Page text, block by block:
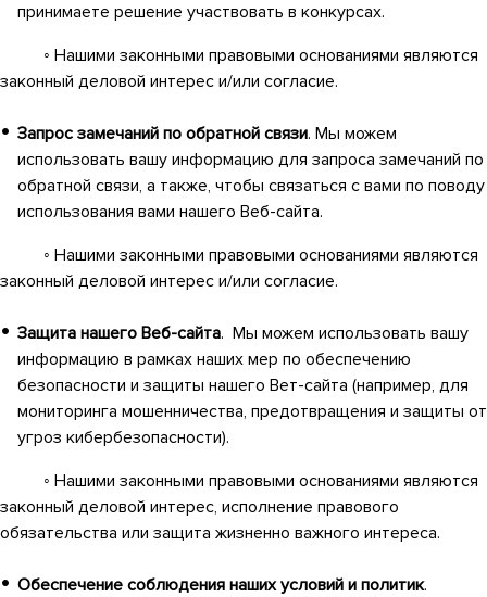
принимаете решение участвовать в конкурсах.
◦ Нашими законными правовыми основаниями являются
законный деловой интерес и/или согласие.
Запрос замечаний по обратной связи. Мы можем
использовать вашу информацию для запроса замечаний по
обратной связи, а также, чтобы связаться с вами по поводу
использования вами нашего Веб-сайта.
◦ Нашими законными правовыми основаниями являются
законный деловой интерес и/или согласие.
Защита нашего Веб-сайта. Мы можем использовать вашу
информацию в рамках наших мер по обеспечению
безопасности и защиты нашего Вет-сайта (например, для
мониторинга мошенничества, предотвращения и защиты от
угроз кибербезопасности).
◦ Нашими законными правовыми основаниями являются
законный деловой интерес, исполнение правового
обязательства или защита жизненно важного интереса.
Обеспечение соблюдения наших условий и политик.